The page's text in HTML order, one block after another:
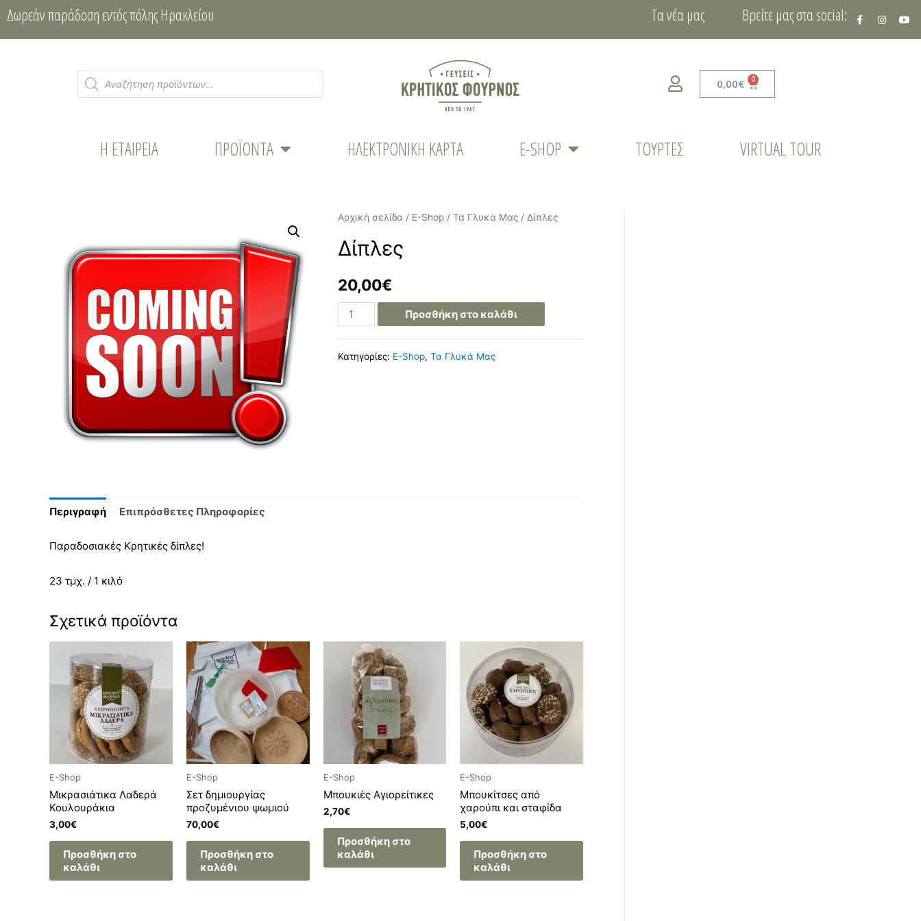
Δωρεάν παράδοση εντός πόλης Ηρακλείου Τα νέα μας Βρείτε μας στα social:
0,00€
Η ΕΤΑΙΡΕΊΑ ΠΡΟΪΌΝΤΑ ΗΛΕΚΤΡΟΝΙΚΉ ΚΆΡΤΑ E-SHOP ΤΟΎΡΤΕΣ VIRTUAL TOUR
Αρχική σελίδα / E-Shop/ Τα Γλυκά Μας/ Δίπλες
Δίπλες
20,00€
Προσθήκη στο καλάθι
Κατηγορίες: E-Shop, Τα Γλυκά Μας
Περιγραφή Επιπρόσθετες Πληροφορίες
Παραδοσιακές Κρητικές δίπλες!
23 τμχ. / 1 κιλό
Σχετικά προϊόντα
E-Shop
Μικρασιάτικα Λαδερά
Κουλουράκια
3,00€
Προσθήκη στο
καλάθι
E-Shop
Σετ δημιουργίας
προζυμένιου ψωμιού
70,00€
Προσθήκη στο
καλάθι
E-Shop
Μπουκιές Αγιορείτικες
2,70€
Προσθήκη στο
καλάθι
E-Shop
Μπουκίτσες από
χαρούπι και σταφίδα
5,00€
Προσθήκη στο
καλάθι